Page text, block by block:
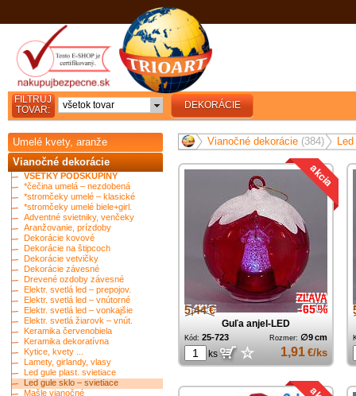
FILTRUJ
TOVAR:
všetok tovar DEKORÁCIE
Umelé kvety, aranže
Vianočné dekorácie
VŠETKY PODSKUPINY
*čečina umelá – nezdobená
*stromčeky umelé – klasické
*stromčeky umelé biele+girl.
Adventné svietniky, venčeky
Aranžovanie, prízdoby
Dekorácie kovové
Dekorácie na štipcoch
Dekorácie vetvičky
Dekorácie závesné
Drevené ozdoby závesné
Elektr. svetlá led – prepojov.
Elektr. svetlá led – vnútorné
Elektr. svetlá led – vonkajšie
Elektr. svetlá žiarovk – vnút.
Keramika červenobiela
Keramika dekoratívna
Kytice, kvety ...
Lamety, girlandy, vlasy
Led gule plast. svietiace
Led gule sklo – svietiace
Mašle vianočné
Vianočné dekorácie (384)
5,44 €
ZĽAVA
-65 %
Guľa anjel-LED
1,91 €/ks
Rozmer: ∅9 cm
Kód: 25-723
ks
☆